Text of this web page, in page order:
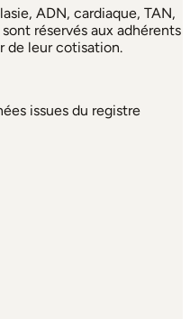
ADN, cardiaque, TAN,
réservés aux adhérents
de leur cotisation.
issues du registre